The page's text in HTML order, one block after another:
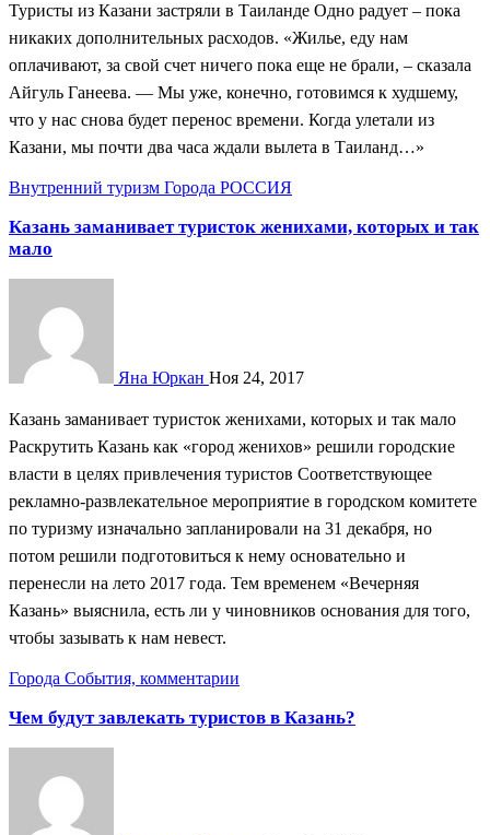
Туристы из Казани застряли в Таиланде Одно радует – пока
никаких дополнительных расходов. «Жилье, еду нам
оплачивают, за свой счет ничего пока еще не брали, – сказала
Айгуль Ганеева. — Мы уже, конечно, готовимся к худшему,
что у нас снова будет перенос времени. Когда улетали из
Казани, мы почти два часа ждали вылета в Таиланд…»
Внутренний туризм Города РОССИЯ
Казань заманивает туристок женихами, которых и так
мало
Яна Юркан Ноя 24, 2017
Казань заманивает туристок женихами, которых и так мало
Раскрутить Казань как «город женихов» решили городские
власти в целях привлечения туристов Соответствующее
рекламно-развлекательное мероприятие в городском комитете
по туризму изначально запланировали на 31 декабря, но
потом решили подготовиться к нему основательно и
перенесли на лето 2017 года. Тем временем «Вечерняя
Казань» выяснила, есть ли у чиновников основания для того,
чтобы зазывать к нам невест.
Города События, комментарии
Чем будут завлекать туристов в Казань?